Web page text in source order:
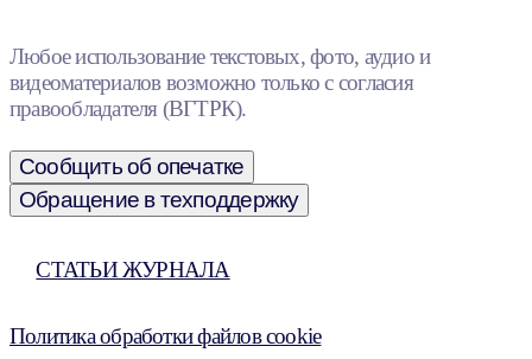
Любое использование текстовых, фото, аудио и
видеоматериалов возможно только с согласия
правообладателя (ВГТРК).
Сообщить об опечатке
Обращение в техподдержку
СТАТЬИ ЖУРНАЛА
Политика обработки файлов cookie